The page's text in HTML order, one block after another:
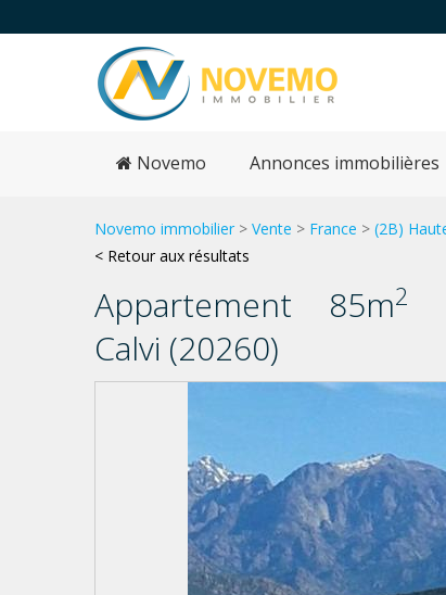
Novemo Annonces immobilières
Novemo immobilier > Vente > France > (2B)
< Retour aux résultats
Appartement 85m2
Calvi (20260)